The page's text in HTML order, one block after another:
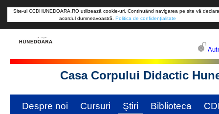
Site-ul CCDHUNEDOARA.RO utilizează cookie-uri. Continuând navigarea pe site vă
acordul dumneavoastră. Politica de confidențialitate
Casa Corpului Didactic
Despre noi Cursuri Ştiri Biblioteca